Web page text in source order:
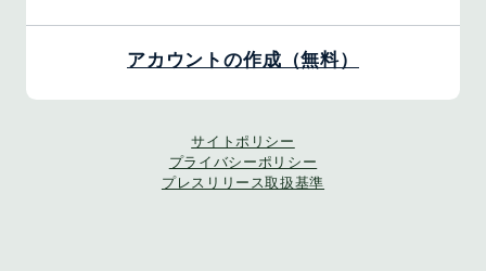
アカウントの作成（無料）
サイトポリシー
プライバシーポリシー
プレスリリース取扱基準